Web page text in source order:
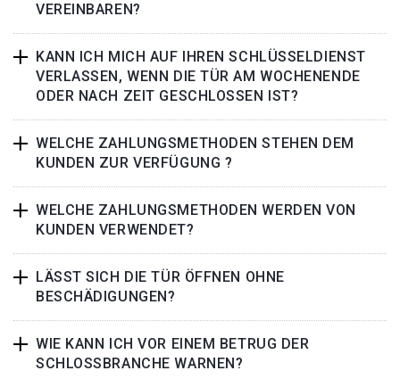
VEREINBAREN?
KANN ICH MICH AUF IHREN SCHLÜSSELDIENST
VERLASSEN, WENN DIE TÜR AM WOCHENENDE
ODER NACH ZEIT GESCHLOSSEN IST?
WELCHE ZAHLUNGSMETHODEN STEHEN DEM
KUNDEN ZUR VERFÜGUNG ?
WELCHE ZAHLUNGSMETHODEN WERDEN VON
KUNDEN VERWENDET?
LÄSST SICH DIE TÜR ÖFFNEN OHNE
BESCHÄDIGUNGEN?
WIE KANN ICH VOR EINEM BETRUG DER
SCHLOSSBRANCHE WARNEN?